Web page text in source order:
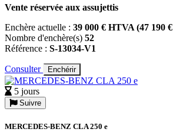
Vente réservée aux assujettis
Enchère actuelle : 39 000 € HTVA (47 190
Nombre d'enchère(s) 52
Référence : S-13034-V1
Consulter Enchérir
5 jours
Suivre
MERCEDES-BENZ CLA 250 e